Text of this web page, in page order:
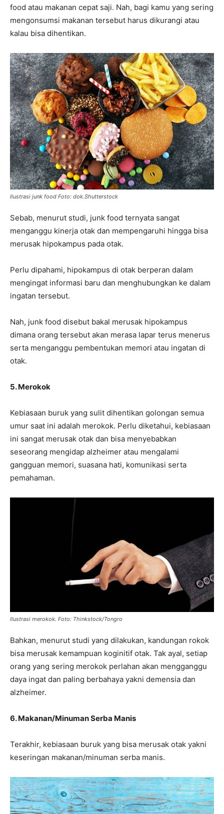
food atau makanan cepat saji. Nah, bagi kamu yang sering
mengonsumsi makanan tersebut harus dikurangi atau
kalau bisa dihentikan.
Ilustrasi junk food Foto: dok.Shutterstock
Sebab, menurut studi, junk food ternyata sangat
menganggu kinerja otak dan mempengaruhi hingga bisa
merusak hipokampus pada otak.
Perlu dipahami, hipokampus di otak berperan dalam
mengingat informasi baru dan menghubungkan ke dalam
ingatan tersebut.
Nah, junk food disebut bakal merusak hipokampus
dimana orang tersebut akan merasa lapar terus menerus
serta menganggu pembentukan memori atau ingatan di
otak.
5. Merokok
Kebiasaan buruk yang sulit dihentikan golongan semua
umur saat ini adalah merokok. Perlu diketahui, kebiasaan
ini sangat merusak otak dan bisa menyebabkan
seseorang mengidap alzheimer atau mengalami
gangguan memori, suasana hati, komunikasi serta
pemahaman.
Ilustrasi merokok. Foto: Thinkstock/Tongro
Bahkan, menurut studi yang dilakukan, kandungan rokok
bisa merusak kemampuan koginitif otak. Tak ayal, setiap
orang yang sering merokok perlahan akan mengganggu
daya ingat dan paling berbahaya yakni demensia dan
alzheimer.
6. Makanan/Minuman Serba Manis
Terakhir, kebiasaan buruk yang bisa merusak otak yakni
keseringan makanan/minuman serba manis.